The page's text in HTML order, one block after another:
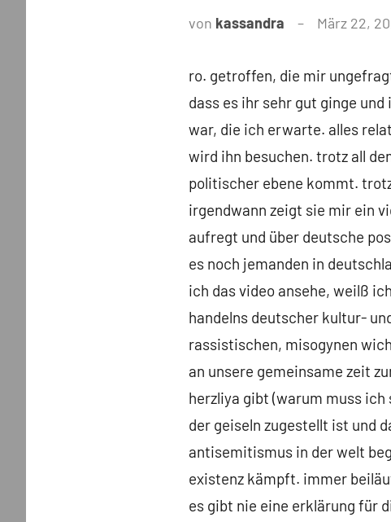
von kassandra März 22,
ro. getroffen, die mir
dass es ihr sehr gut ginge
war, die ich erwarte. alles
wird ihn besuchen. trotz all
politischer ebene kommt.
irgendwann zeigt sie mir ein
aufregt und über deutsche
es noch jemanden in
ich das video ansehe, weilß
handelns deutscher kultur-
rassistischen, misogynen
an unsere gemeinsame zeit
herzliya gibt (warum muss
der geiseln zugestellt ist und
antisemitismus in der welt
existenz kämpft. immer
es gibt nie eine erklärung für